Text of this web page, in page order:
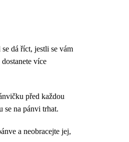
dá říct, jestli se vám
více
před každou
se na pánvi trhat.
a neobracejte jej,